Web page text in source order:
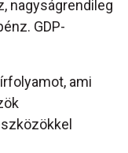
nagyságrendileg
GDP-
ami